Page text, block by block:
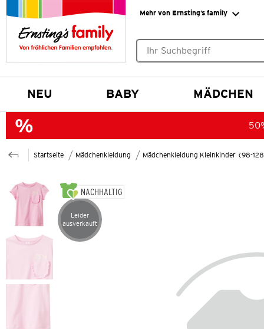
Mehr von Ernsting’s family
NEU BABY MÄDCHEN
Startseite Mädchenkleidung Mädchenkleidung Kleinkinder (98-
NACHHALTIG
Artikel leider ausverkauft
Leider
ausverkauft